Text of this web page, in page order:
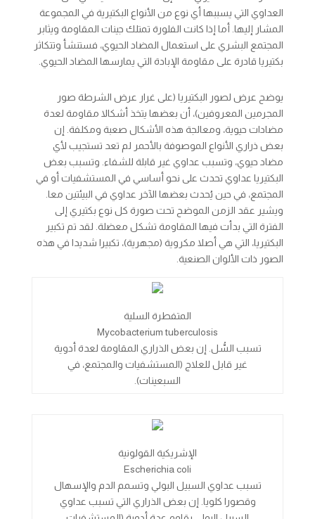
العداوي التي يسببها أي نوع من الأنواع البكتيرية في المجموعة
المشار إليها. أما إذا كانت الفلورة تمتلك جينات المقاومة ويثابر
المجتمع البشري على استعمال المضاد الحيوي، فستنشأ وتتكاثر
بكتيريا قادرة على مقاومة الإبادة التي يمارسها المضاد الحيوي.
يوضح عرض لصور البكتيريا (على غرار عرض الشرطة صور
المجرمين المعروفين)، أن بعضها يتخذ أشكالا مقاومة لعدة
مضادات حيوية، ومعالجة هذه الأشكال صعبة ومكلفة. إن
بعض ذراري الأنواع الموصوفة بالأحمر لم تعد تستجيب لأي
مضاد حيوي، وتسبب عداوي غير قابلة للشفاء. وتسبب بعض
البكتيريا عداوي تحدث على نحو أساسي في المستشفيات أو في
المجتمع، في حين يُحدث بعضها الآخر عداوي في البيئتين معا.
ويشير عقد الزمن الموضح تحت صورة كل نوع بكتيري إلى
الفترة التي بدأت فيها المقاومة تشكل معضلة. لقد تم تكبير
البكتيريا، التي هي أصلا مكروية (مجهرية)، تكبيرا شديدا في هذه
الصور ذات الألوان الصنعية.
المتفطرة السلية
Mycobacterium tuberculosis
تسبب السُّل. إن بعض الذراري المقاومة لعدة أدوية
غير قابل للعلاج (المستشفيات والمجتمع، في
السبعينات).
الإشريكية القولونية
Escherichia coli
تسبب عداوي السبيل البولي وتسمم الدم والإسهال
وقصورا كلويا. إن بعض الذراري التي تسبب عداوي